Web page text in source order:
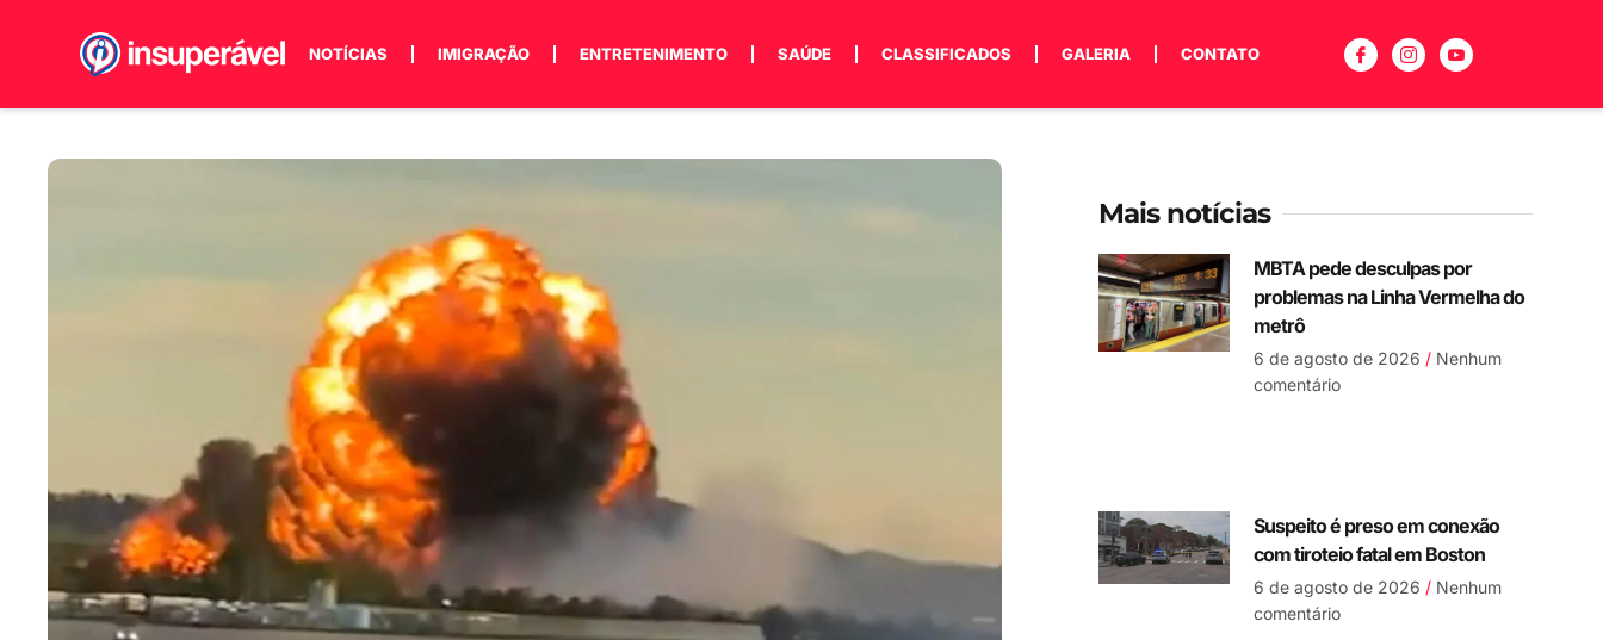
NOTÍCIAS IMIGRAÇÃO ENTRETENIMENTO SAÚDE CLASSIFICADOS GALERIA CONTATO
Mais notícias
MBTA pede desculpas por
problemas na Linha Vermelha do
metrô
6 de agosto de 2026 Nenhum
comentário
Suspeito é preso em conexão
com tiroteio fatal em Boston
6 de agosto de 2026 Nenhum
comentário